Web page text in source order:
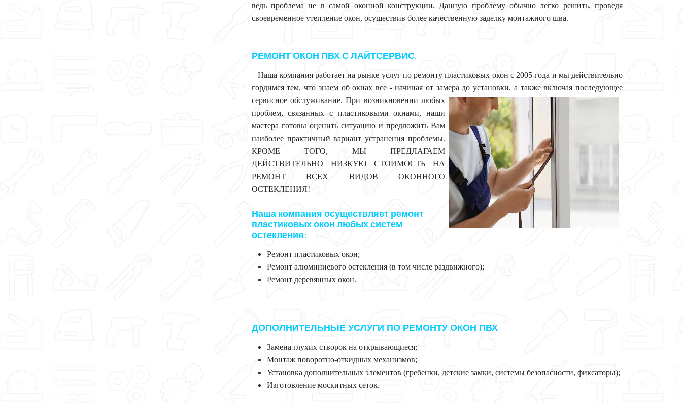
ведь проблема не в самой оконной конструкции. Данную проблему обычно легко решить, проведя
своевременное утепление окон, осуществив более качественную заделку монтажного шва.
РЕМОНТ ОКОН ПВХ С ЛАЙТСЕРВИС.
Наша компания работает на рынке услуг по ремонту пластиковых окон с 2005 года и мы действительно
гордимся тем, что знаем об окнах все - начиная от замера до установки, а также включая последующее
сервисное обслуживание. При возникновении любых
проблем, связанных с пластиковыми окнами, наши
мастера готовы оценить ситуацию и предложить Вам
наиболее практичный вариант устранения проблемы.
КРОМЕ ТОГО, МЫ ПРЕДЛАГАЕМ
ДЕЙСТВИТЕЛЬНО НИЗКУЮ СТОИМОСТЬ НА
РЕМОНТ ВСЕХ ВИДОВ ОКОННОГО
ОСТЕКЛЕНИЯ!
Наша компания осуществляет ремонт
пластиковых окон любых систем
остекления:
Ремонт пластиковых окон;
Ремонт алюминиевого остекления (в том числе раздвижного);
Ремонт деревянных окон.
ДОПОЛНИТЕЛЬНЫЕ УСЛУГИ ПО РЕМОНТУ ОКОН ПВХ
Замена глухих створок на открывающиеся;
Монтаж поворотно-откидных механизмов;
Установка дополнительных элементов (гребенки, детские замки, системы безопасности, фиксаторы);
Изготовление москитных сеток.